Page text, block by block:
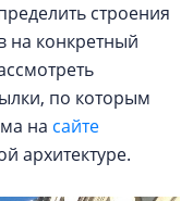
строения
на конкретный
по которым
на сайте
архитектуре.